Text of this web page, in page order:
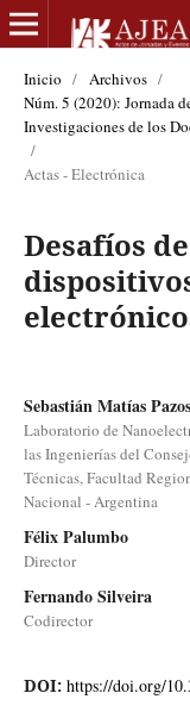
Inicio / Archivos /
Núm. 5 (2020): Jornada
Investigaciones de los
/
Actas - Electrónica
Desafíos
Sebastián Matías
Laboratorio de
las Ingenierías del
Técnicas, Facultad
Nacional - Argentina
Félix Palumbo
Director
Fernando Silveira
Codirector
DOI: https://doi.org/